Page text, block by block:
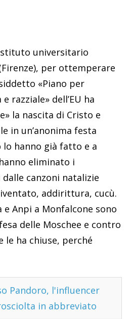
universitario
per ottemperare
«Piano per
razziale» dell’EU ha
la nascita di Cristo e
in un’anonima festa
lo hanno già fatto e a
eliminato i
canzoni natalizie
addirittura, cucù.
Anpi a Monfalcone sono
delle Moschee e contro
le ha chiuse, perché
Pandoro, l'influencer
in abbreviato